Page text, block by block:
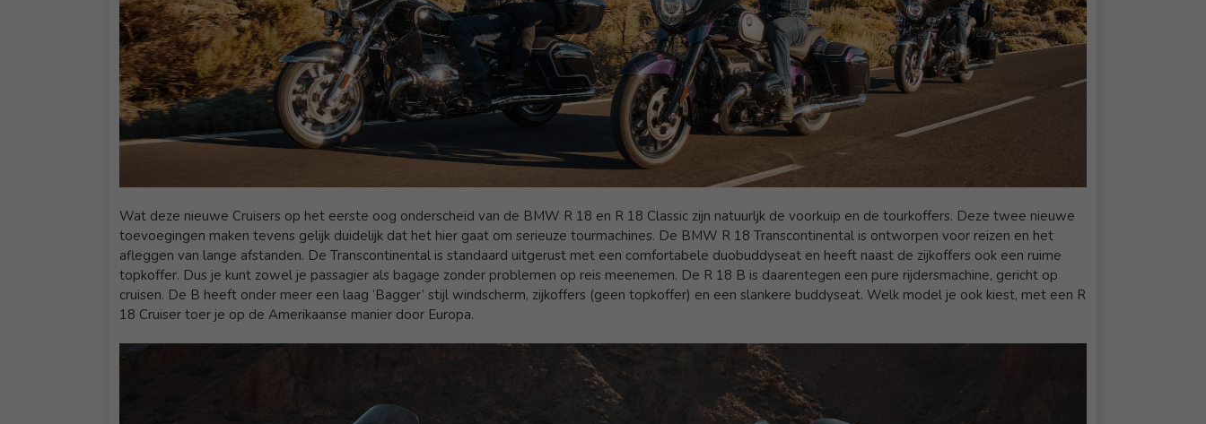
Wat deze nieuwe Cruisers op het eerste oog onderscheid van de BMW R 18 en R 18 Classic zijn natuurljk de voorkuip en de tourkoffers. Deze twee nieuwe
toevoegingen maken tevens gelijk duidelijk dat het hier gaat om serieuze tourmachines. De BMW R 18 Transcontinental is ontworpen voor reizen en het
afleggen van lange afstanden. De Transcontinental is standaard uitgerust met een comfortabele duobuddyseat en heeft naast de zijkoffers ook een ruime
topkoffer. Dus je kunt zowel je passagier als bagage zonder problemen op reis meenemen. De R 18 B is daarentegen een pure rijdersmachine, gericht op
cruisen. De B heeft onder meer een laag ‘Bagger’ stijl windscherm, zijkoffers (geen topkoffer) en een slankere buddyseat. Welk model je ook kiest, met een R
18 Cruiser toer je op de Amerikaanse manier door Europa.